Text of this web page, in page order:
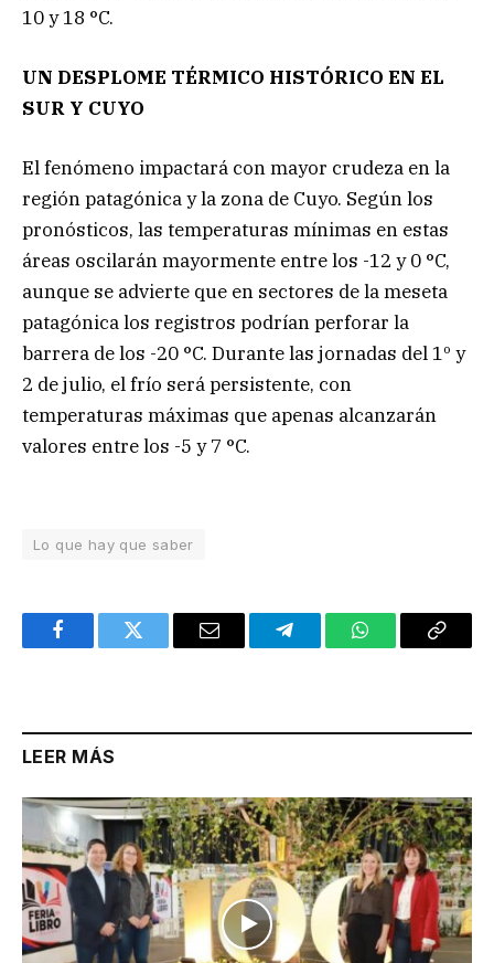
10 y 18 °C.
UN DESPLOME TÉRMICO HISTÓRICO EN EL
SUR Y CUYO
El fenómeno impactará con mayor crudeza en la
región patagónica y la zona de Cuyo. Según los
pronósticos, las temperaturas mínimas en estas
áreas oscilarán mayormente entre los -12 y 0 °C,
aunque se advierte que en sectores de la meseta
patagónica los registros podrían perforar la
barrera de los -20 °C. Durante las jornadas del 1º y
2 de julio, el frío será persistente, con
temperaturas máximas que apenas alcanzarán
valores entre los -5 y 7 °C.
Lo que hay que saber
FacebookTwitter Email TelegramWhatsAppCopy
LEER MÁS